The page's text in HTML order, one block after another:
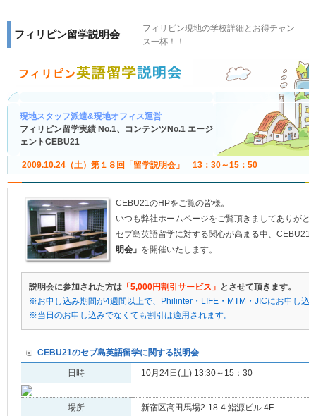
フィリピン留学説明会
フィリピン現地の学校詳細とお得チャン
ス一杯！！
現地スタッフ派遣&現地オフィス運営
フィリピン留学実績 No.1、コンテンツNo.1 エージ
ェントCEBU21
2009.10.24（土）第１８回「留学説明会」 13：30～15：50
CEBU21のHPをご覧の皆様。
いつも弊社ホームページをご覧頂きましてありがと
セブ島英語留学に対する関心が高まる中、CEBU21
明会」 を開催いたします。
説明会に参加された方は 「5,000円割引サービス」 とさせて頂きます。
※お申し込み期間が4週間以上で、Philinter・LIFE・MTM・JICにお申し込
※当日のお申し込みでなくても割引は適用されます。
CEBU21のセブ島英語留学に関する説明会
日時 10月24日(土) 13:30～15：30
場所 新宿区高田馬場2-18-4 鮨源ビル 4F